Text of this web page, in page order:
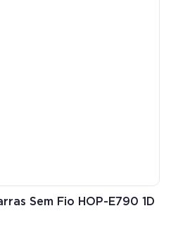
Sem Fio HOP-E790 1D